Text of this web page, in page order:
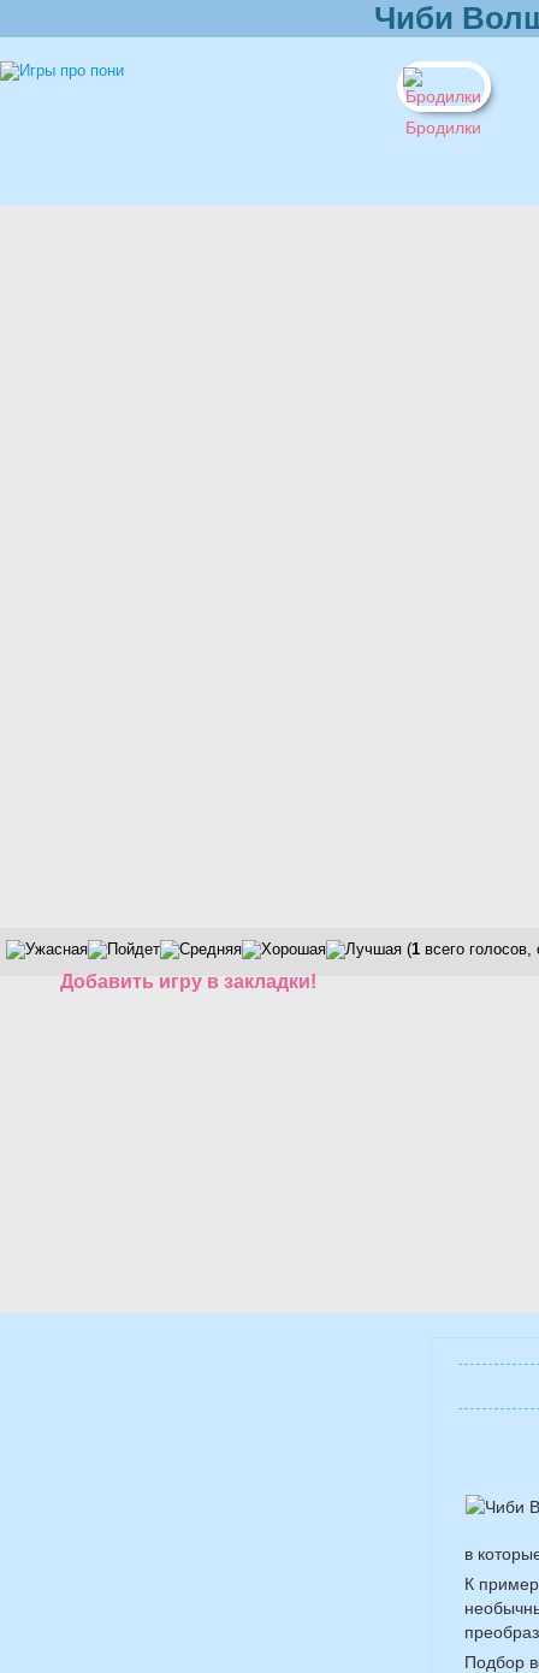
Чиби
Бродилки
(1 всего
Добавить игру в закладки!
в
К
Подбор